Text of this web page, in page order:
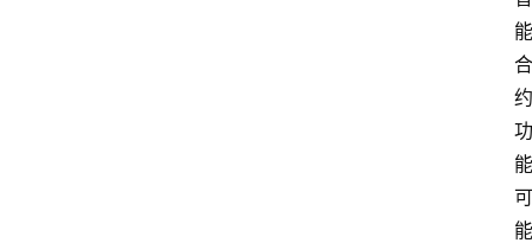
能
合
约
功
能
可
能